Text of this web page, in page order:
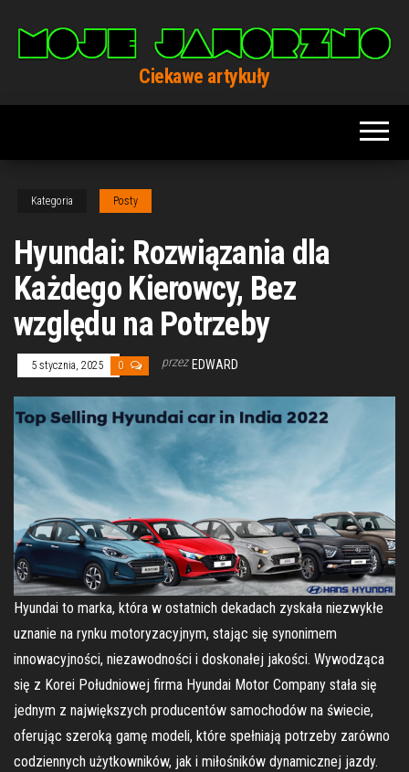
treści
Ciekawe artykuły
Kategoria Posty
Hyundai: Rozwiązania dla
Każdego Kierowcy, Bez
względu na Potrzeby
5 stycznia, 2025 0 przez EDWARD
Hyundai to marka, która w ostatnich dekadach zyskała niezwykłe
uznanie na rynku motoryzacyjnym, stając się synonimem
innowacyjności, niezawodności i doskonałej jakości. Wywodząca
się z Korei Południowej firma Hyundai Motor Company stała się
jednym z największych producentów samochodów na świecie,
oferując szeroką gamę modeli, które spełniają potrzeby zarówno
codziennych użytkowników, jak i miłośników dynamicznej jazdy.